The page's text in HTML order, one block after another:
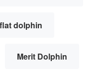
dolphin
Merit Dolphin